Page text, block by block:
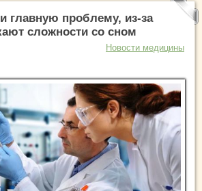
главную проблему, из-за
сложности со сном
Новости медицины